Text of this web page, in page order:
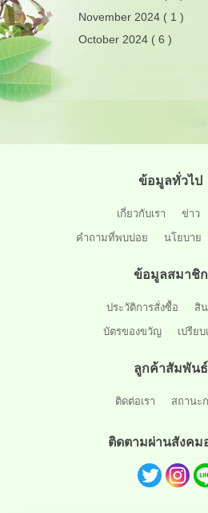
November 2024 ( 1 )
October 2024 ( 6 )
ข้อมูลทั่วไป
เกี่ยวกับเรา ข่าว
คำถามที่พบบ่อย
นโยบาย
ข้อมูลสมาชิก
ประวัติการสั่งซื้อ
สิ
บัตรของขวัญ
เปรีย
ลูกค้าสัมพันธ์
ติดต่อเรา สถานะ
ติดตามผ่านสังคม